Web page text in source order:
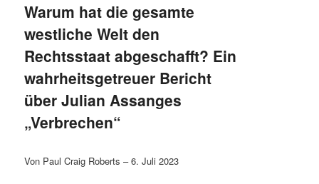
Warum hat die gesamte
westliche Welt den
Rechtsstaat abgeschafft? Ein
wahrheitsgetreuer Bericht
über Julian Assanges
„Verbrechen“
Von Paul Craig Roberts – 6. Juli 2023